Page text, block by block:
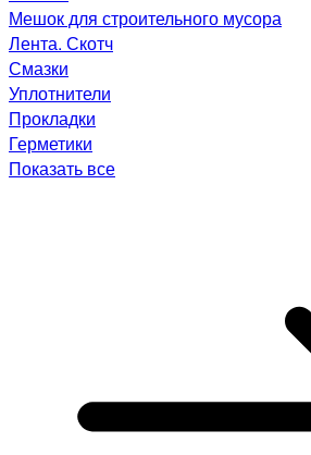
Мешок для строительного мусора
Лента. Скотч
Смазки
Уплотнители
Прокладки
Герметики
Показать все